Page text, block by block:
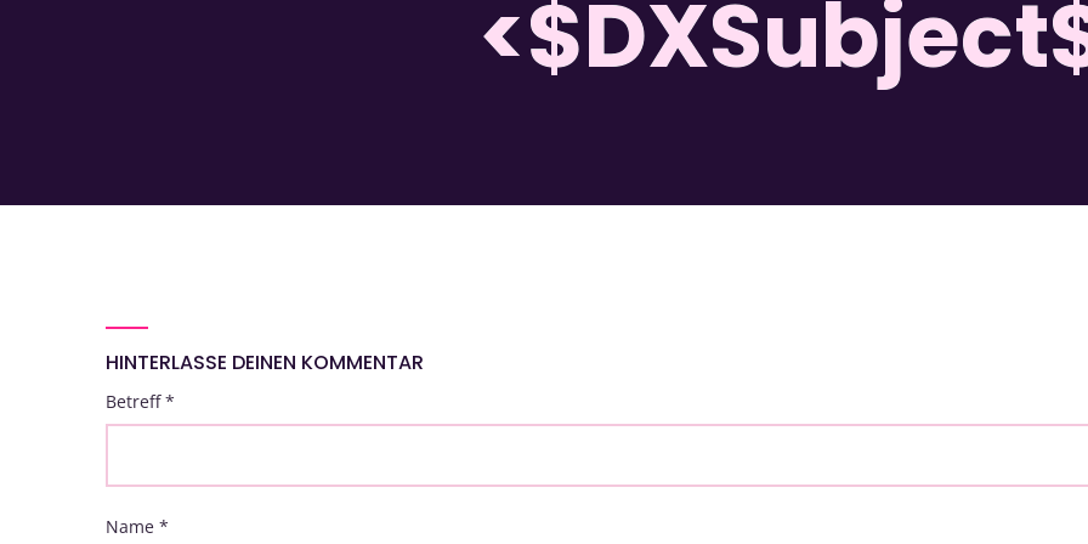
HINTERLASSE DEINEN KOMMENTAR
Betreff*
Name *